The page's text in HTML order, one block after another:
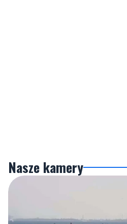
Nasze kamery